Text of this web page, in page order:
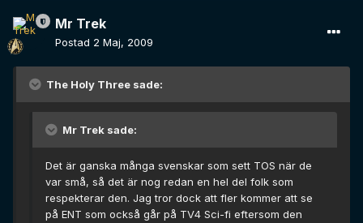
Mr Trek
Postad 2 Maj, 2009
The Holy Three sade:
Mr Trek sade:
Det är ganska många svenskar som sett TOS när de
var små, så det är nog redan en hel del folk som
respekterar den. Jag tror dock att fler kommer att se
på ENT som också går på TV4 Sci-fi eftersom den